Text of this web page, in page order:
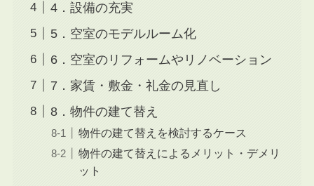
4．設備の充実
5．空室のモデルルーム化
6．空室のリフォームやリノベーション
7．家賃・敷金・礼金の見直し
8．物件の建て替え
物件の建て替えを検討するケース
物件の建て替えによるメリット・デメリ
ット